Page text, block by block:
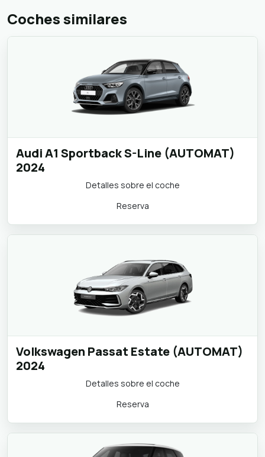
Coches similares
Audi A1 Sportback S-Line (AUTOMAT)
2024
Detalles sobre el coche
Reserva
Volkswagen Passat Estate (AUTOMAT)
2024
Detalles sobre el coche
Reserva